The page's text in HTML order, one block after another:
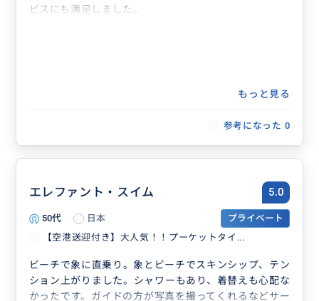
ビスにも満足しました。
もっと見る
参考になった 0
エレファント・スイム 5.0
50代 日本
プライベート
【空港送迎付き】大人気！！プーケットタイ...
ビーチで象に直乗り。象とビーチでスキンシップ、テン
ション上がりました。シャワーもあり、着替えも心配な
かったです。ガイドの方が写真を撮ってくれるなどサー